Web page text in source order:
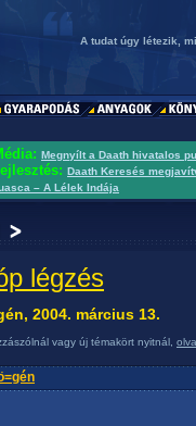
A tudat úgy létezik,
Megnyílt a Daath hivatalos
Daath Keresés
– A Lélek Indája
légzés
2004. március 13.
vagy új témakört nyitnál,